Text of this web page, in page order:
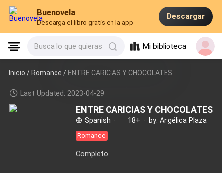
Buenovela
Descarga el libro gratis en la app
Descargar
Busca lo que quieras Mi biblioteca
Inicio /Romance / ENTRE CARICIAS Y CHOCOLATES
Last Updated: 2023-04-29
ENTRE CARICIAS Y CHOCOLATES
Spanish · 18+ · by: Angélica Plaza
Romance
Completo